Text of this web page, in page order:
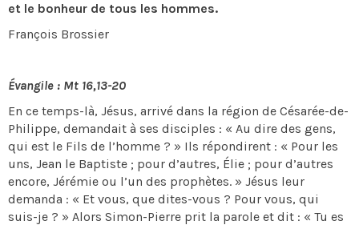
et le bonheur de tous les hommes.
François Brossier
Évangile : Mt 16,13-20
En ce temps-là, Jésus, arrivé dans la région de Césarée-de-
Philippe, demandait à ses disciples : « Au dire des gens,
qui est le Fils de l’homme ? » Ils répondirent : « Pour les
uns, Jean le Baptiste ; pour d’autres, Élie ; pour d’autres
encore, Jérémie ou l’un des prophètes. » Jésus leur
demanda : « Et vous, que dites-vous ? Pour vous, qui
suis-je ? » Alors Simon-Pierre prit la parole et dit : « Tu es